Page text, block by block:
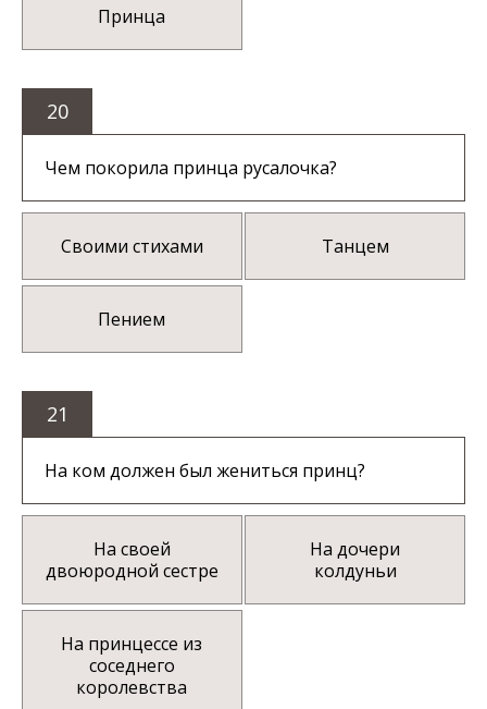
Принца
20
Чем покорила принца русалочка?
Своими стихами Танцем
Пением
21
На ком должен был жениться принц?
На своей
двоюродной сестре
На дочери
колдуньи
На принцессе из
соседнего
королевства